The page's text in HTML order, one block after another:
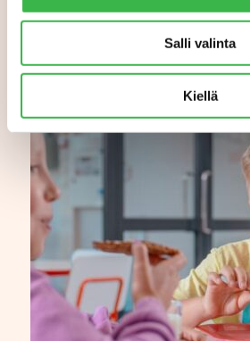
Salli valinta
Kiellä